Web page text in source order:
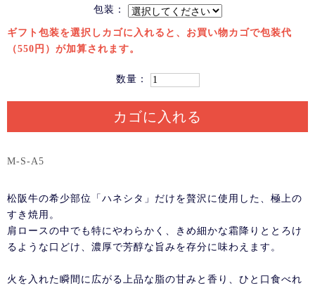
包装：
ギフト包装を選択しカゴに入れると、お買い物カゴで包装代
（550円）が加算されます。
数量：
カゴに入れる
M-S-A5
松阪牛の希少部位「ハネシタ」だけを贅沢に使用した、極上の
すき焼用。
肩ロースの中でも特にやわらかく、きめ細かな霜降りととろけ
るような口どけ、濃厚で芳醇な旨みを存分に味わえます。
火を入れた瞬間に広がる上品な脂の甘みと香り、ひと口食べれ